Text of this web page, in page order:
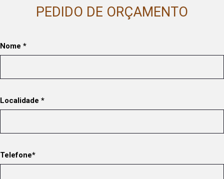
PEDIDO DE ORÇAMENTO
Nome *
Localidade *
Telefone*